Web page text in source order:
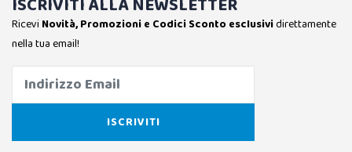
ISCRIVITI ALLA NEWSLETTER
Ricevi Novità, Promozioni e Codici Sconto esclusividirettamente
nella tua email!